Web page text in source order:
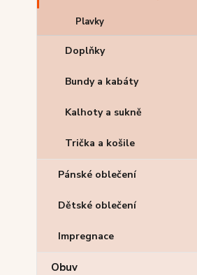
Plavky
Doplňky
Bundy a kabáty
Kalhoty a sukně
Trička a košile
Pánské oblečení
Dětské oblečení
Impregnace
Obuv